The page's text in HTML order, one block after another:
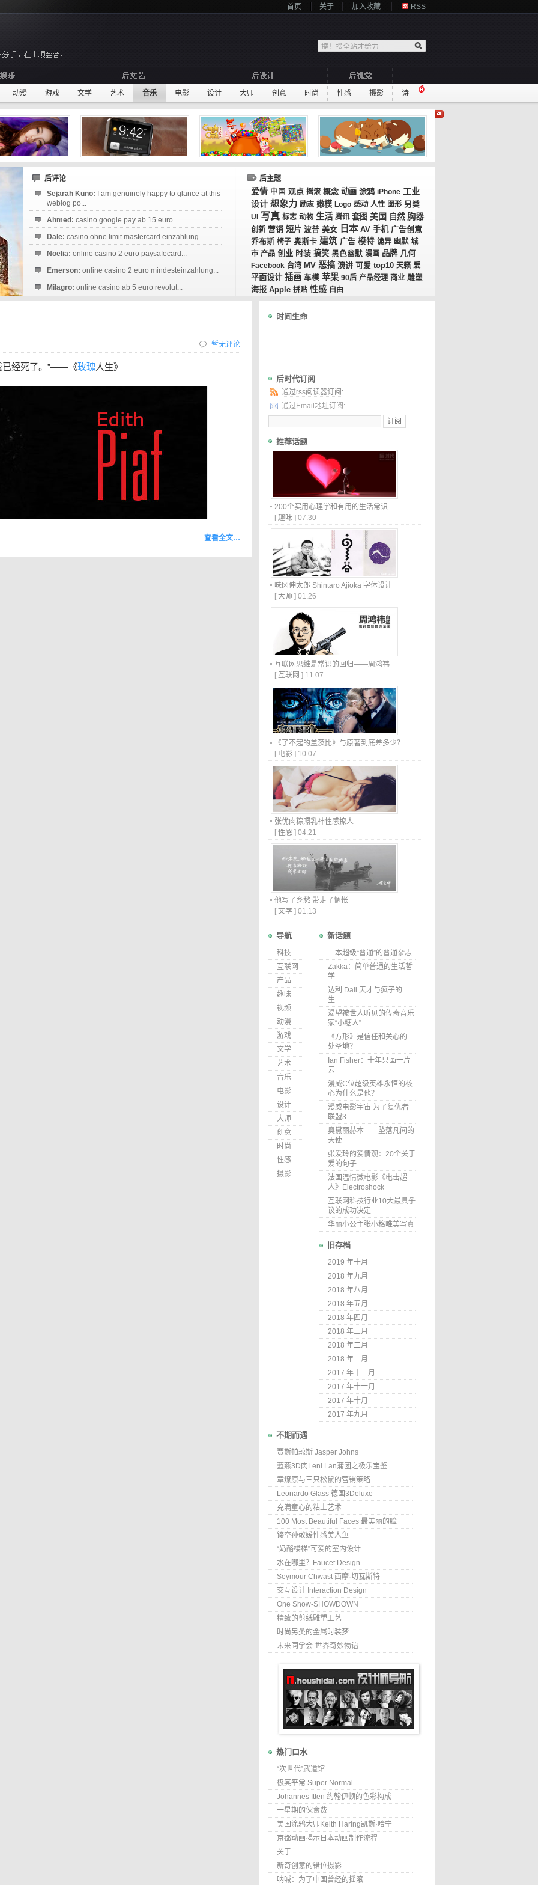
首页 关于 加入收藏 RSS
动漫 游戏 文学 艺术 音乐 电影 设计 大师 创意 时尚 性感 摄影 诗
后评论
Sejarah Kuno:
I am genuinely happy to glance at this
weblog po...
Ahmed: casino google pay ab 15 euro...
Dale: casino ohne limit mastercard einzahlung...
Noelia: online casino 2 euro paysafecard...
Emerson: online casino 2 euro mindesteinzahlung...
Milagro: online casino ab 5 euro revolut...
后主题
爱情 中国 观点 摇滚 概念 动画 涂鸦 iPhone 工业
设计 想象力 励志 嫩模 Logo 感动 人性 图形 另类
UI
写真 标志 动物 生活 腾讯 套图 美国 自然 胸器
创新 营销 短片 波普 美女 日本 AV 手机 广告创意
乔布斯 椅子 奥斯卡 建筑 广告 模特 诡异 幽默 城
市 产品 创业 时装 搞笑 黑色幽默 漫画 品牌 几何
Facebook 台湾 MV 恶搞 演讲 可爱 top10 天籁 爱
平面设计 插画 车模 苹果 90后 产品经理 商业 雕塑
海报 Apple 拼贴 性感 自由
暂无评论
已经死了。”——《玫瑰人生》
查看全文…
时间生命
后时代订阅
通过rss阅读器订阅:
通过Email地址订阅:
推荐话题
200个实用心理学和有用的生活常识
[ 趣味 ] 07.30
味冈伸太郎 Shintaro Ajioka 字体设计
[ 大师 ] 01.26
互联网思维是常识的回归——周鸿祎
[ 互联网 ] 11.07
《了不起的盖茨比》与原著到底差多少？
[ 电影 ] 10.07
张优肉粽照乳神性感撩人
[ 性感 ] 04.21
他写了乡愁 带走了惆怅
[ 文学 ] 01.13
导航
科技
互联网
产品
趣味
视频
动漫
游戏
文学
艺术
音乐
电影
设计
大师
创意
时尚
性感
摄影
新话题
一本超级“普通”的普通杂志
Zakka：简单普通的生活哲
学
达利 Dali 天才与疯子的一
生
渴望被世人听见的传奇音乐
家“小糖人”
《方形》是信任和关心的一
处圣地？
Ian Fisher：十年只画一片
云
漫威C位超级英雄永恒的核
心为什么是他？
漫威电影宇宙 为了复仇者
联盟3
奥黛丽赫本——坠落凡间的
天使
张爱玲的爱情观：20个关于
爱的句子
法国温情微电影《电击超
人》Electroshock
互联网科技行业10大最具争
议的成功决定
华丽小公主张小格唯美写真
旧存档
2019 年十月
2018 年九月
2018 年八月
2018 年五月
2018 年四月
2018 年三月
2018 年二月
2018 年一月
2017 年十二月
2017 年十一月
2017 年十月
2017 年九月
不期而遇
贾斯帕琼斯 Jasper Johns
蓝燕3D肉Leni Lan蒲团之极乐宝鉴
章燎原与三只松鼠的营销策略
Leonardo Glass 德国3Deluxe
充满童心的粘土艺术
100 Most Beautiful Faces 最美丽的脸
镂空孙敬媛性感美人鱼
“奶酪楼梯”可爱的室内设计
水在哪里？Faucet Design
Seymour Chwast 西摩·切瓦斯特
交互设计 Interaction Design
One Show-SHOWDOWN
精致的剪纸雕塑工艺
时尚另类的金属时装梦
未来同学会-世界奇妙物语
热门口水
“次世代”武道馆
极其平常 Super Normal
Johannes Itten 约翰伊顿的色彩构成
一星期的伙食费
美国涂鸦大师Keith Haring凯斯·哈宁
京都动画揭示日本动画制作流程
关于
新奇创意的错位摄影
呐喊：为了中国曾经的摇滚